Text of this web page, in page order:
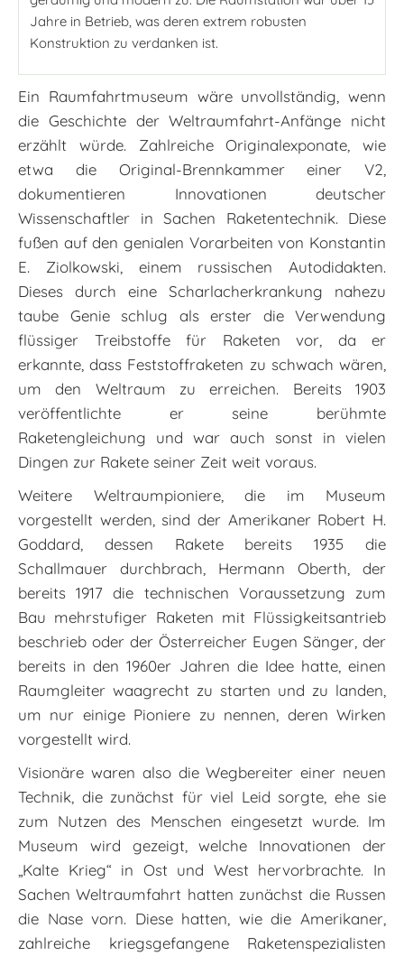
Jahre in Betrieb, was deren extrem robusten
Konstruktion zu verdanken ist.
Ein Raumfahrtmuseum wäre unvollständig, wenn
die Geschichte der Weltraumfahrt-Anfänge nicht
erzählt würde. Zahlreiche Originalexponate, wie
etwa die Original-Brennkammer einer V2,
dokumentieren Innovationen deutscher
Wissenschaftler in Sachen Raketentechnik. Diese
fußen auf den genialen Vorarbeiten von Konstantin
E. Ziolkowski, einem russischen Autodidakten.
Dieses durch eine Scharlacherkrankung nahezu
taube Genie schlug als erster die Verwendung
flüssiger Treibstoffe für Raketen vor, da er
erkannte, dass Feststoffraketen zu schwach wären,
um den Weltraum zu erreichen. Bereits 1903
veröffentlichte er seine berühmte
Raketengleichung und war auch sonst in vielen
Dingen zur Rakete seiner Zeit weit voraus.
Weitere Weltraumpioniere, die im Museum
vorgestellt werden, sind der Amerikaner Robert H.
Goddard, dessen Rakete bereits 1935 die
Schallmauer durchbrach, Hermann Oberth, der
bereits 1917 die technischen Voraussetzung zum
Bau mehrstufiger Raketen mit Flüssigkeitsantrieb
beschrieb oder der Österreicher Eugen Sänger, der
bereits in den 1960er Jahren die Idee hatte, einen
Raumgleiter waagrecht zu starten und zu landen,
um nur einige Pioniere zu nennen, deren Wirken
vorgestellt wird.
Visionäre waren also die Wegbereiter einer neuen
Technik, die zunächst für viel Leid sorgte, ehe sie
zum Nutzen des Menschen eingesetzt wurde. Im
Museum wird gezeigt, welche Innovationen der
„Kalte Krieg“ in Ost und West hervorbrachte. In
Sachen Weltraumfahrt hatten zunächst die Russen
die Nase vorn. Diese hatten, wie die Amerikaner,
zahlreiche kriegsgefangene Raketenspezialisten